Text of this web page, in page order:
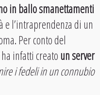
in ballo smanettamenti
e l’intraprendenza di un
Per conto del
ha infatti creatoun server
i fedeli in un connubio